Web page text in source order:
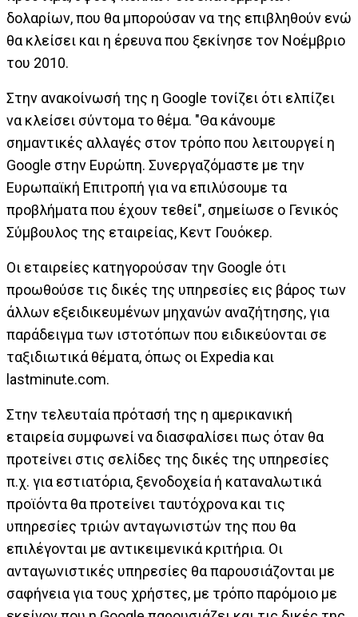
δολαρίων, που θα μπορούσαν να της επιβληθούν ενώ
θα κλείσει και η έρευνα που ξεκίνησε τον Νοέμβριο
του 2010.
Στην ανακοίνωσή της η Google τονίζει ότι ελπίζει
να κλείσει σύντομα το θέμα. "Θα κάνουμε
σημαντικές αλλαγές στον τρόπο που λειτουργεί η
Google στην Ευρώπη. Συνεργαζόμαστε με την
Ευρωπαϊκή Επιτροπή για να επιλύσουμε τα
προβλήματα που έχουν τεθεί", σημείωσε ο Γενικός
Σύμβουλος της εταιρείας, Κεντ Γουόκερ.
Οι εταιρείες κατηγορούσαν την Google ότι
προωθούσε τις δικές της υπηρεσίες εις βάρος των
άλλων εξειδικευμένων μηχανών αναζήτησης, για
παράδειγμα των ιστοτόπων που ειδικεύονται σε
ταξιδιωτικά θέματα, όπως οι Expedia και
lastminute.com.
Στην τελευταία πρότασή της η αμερικανική
εταιρεία συμφωνεί να διασφαλίσει πως όταν θα
προτείνει στις σελίδες της δικές της υπηρεσίες
π.χ. για εστιατόρια, ξενοδοχεία ή καταναλωτικά
προϊόντα θα προτείνει ταυτόχρονα και τις
υπηρεσίες τριών ανταγωνιστών της που θα
επιλέγονται με αντικειμενικά κριτήρια. Οι
ανταγωνιστικές υπηρεσίες θα παρουσιάζονται με
σαφήνεια για τους χρήστες, με τρόπο παρόμοιο με